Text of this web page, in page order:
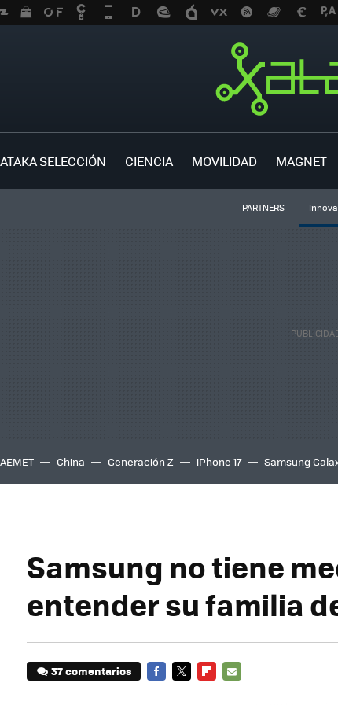
SELECCIÓN CIENCIA MOVILIDAD MAGNET
PARTNERS
AEMET China Generación Z iPhone 17 Samsung
Samsung no tiene
entender su familia
37 comentarios